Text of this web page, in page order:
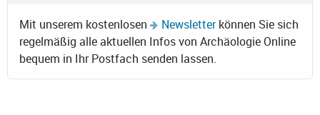
Mit unserem kostenlosen Newsletterkönnen Sie sich
regelmäßig alle aktuellen Infos von Archäologie Online
bequem in Ihr Postfach senden lassen.